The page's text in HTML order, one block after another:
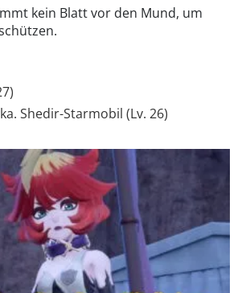
kein Blatt vor den Mund, um
Shedir-Starmobil (Lv. 26)